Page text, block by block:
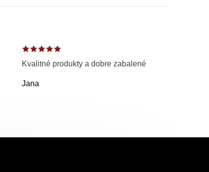
Kvalitné produkty a dobre zabalené
Jana